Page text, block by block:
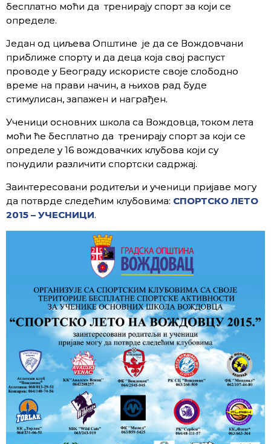
бесплатно моћи да тренирају спорт за који се
определе.
Један од циљева Општине је да се Вождовчани
приближе спорту и да деца која свој распуст
проводе у Београду искористе своје слободно
време на прави начин, а њихов рад буде
стимулисан, запажен и награђен.
Ученици основних школа са Вождовца, током лета
моћи ће бесплатно да тренирају спорт за који се
определе у 16 вождовачких клубова који су
понудили различити спортски садржај.
Заинтересовани родитељи и ученици пријаве могу
да потврде следећим клубовима: СПОРТСКО ЛЕТО
2015 – УЧЕСНИЦИ.